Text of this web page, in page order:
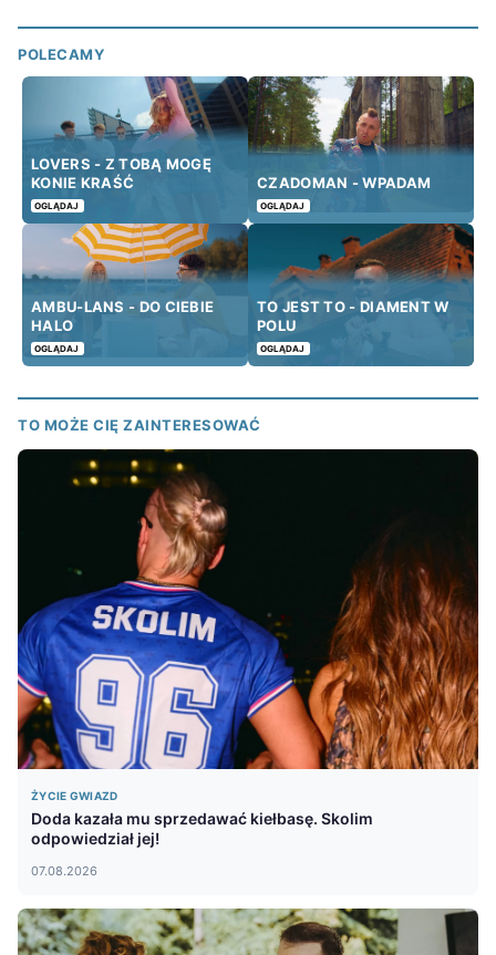
POLECAMY
LOVERS - Z TOBĄ MOGĘ
KONIE KRAŚĆ
OGLĄDAJ
CZADOMAN - WPADAM
OGLĄDAJ
AMBU-LANS - DO CIEBIE
HALO
OGLĄDAJ
TO JEST TO - DIAMENT W
POLU
OGLĄDAJ
TO MOŻE CIĘ ZAINTERESOWAĆ
ŻYCIE GWIAZD
Doda kazała mu sprzedawać kiełbasę. Skolim
odpowiedział jej!
07.08.2026